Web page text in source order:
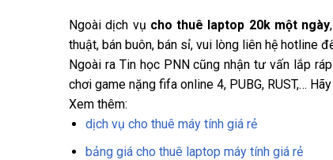
Ngoài dịch vụ cho thuê laptop 20k một ngày
thuật, bán buôn, bán sỉ, vui lòng liên hệ hotline
Ngoài ra Tin học PNN cũng nhận tư vấn lắp
chơi game nặng fifa online 4, PUBG, RUST,…
Xem thêm:
dịch vụ cho thuê máy tính giá rẻ
bảng giá cho thuê laptop máy tính giá rẻ